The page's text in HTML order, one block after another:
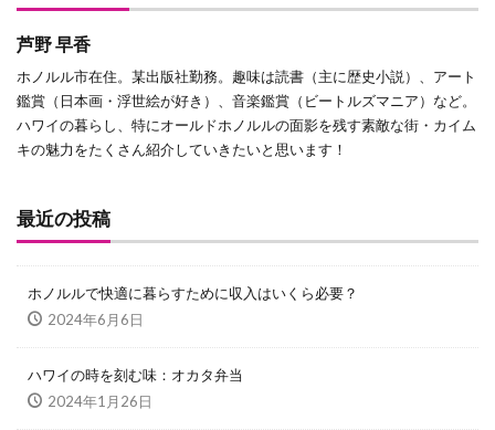
芦野 早香
ホノルル市在住。某出版社勤務。趣味は読書（主に歴史小説）、アート
鑑賞（日本画・浮世絵が好き）、音楽鑑賞（ビートルズマニア）など。
ハワイの暮らし、特にオールドホノルルの面影を残す素敵な街・カイム
キの魅力をたくさん紹介していきたいと思います！
最近の投稿
ホノルルで快適に暮らすために収入はいくら必要？
2024年6月6日
ハワイの時を刻む味：オカタ弁当
2024年1月26日